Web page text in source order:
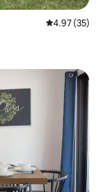
Calificación
4.97 (35)